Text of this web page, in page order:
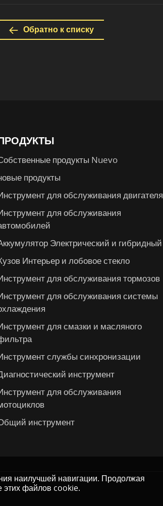
Обратно к списку
наилучшей навигации. Продолжая
этих файлов cookie.
продукты Nuevo
продукты
для обслуживания двигателя
для обслуживания
Электрический и гибридный
Интерьер и лобовое стекло
для обслуживания тормозов
для обслуживания системы
для смазки и масляного
службы синхронизации
инструмент
для обслуживания
инструмент